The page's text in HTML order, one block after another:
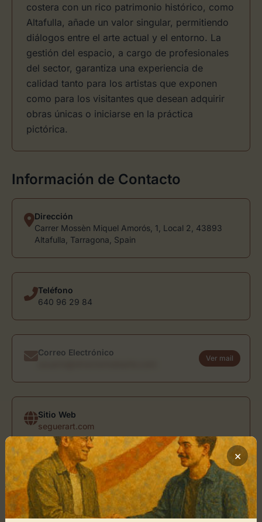
costera con un rico patrimonio histórico, como
Altafulla, añade un valor singular, permitiendo
diálogos entre el arte actual y el entorno. La
gestión del espacio, a cargo de profesionales
del sector, garantiza una experiencia de
calidad tanto para los artistas que exponen
como para los visitantes que desean adquirir
obras únicas o iniciarse en la práctica
pictórica.
Información de Contacto
Dirección
Carrer Mossèn Miquel Amorós, 1, Local 2, 43893
Altafulla, Tarragona, Spain
Teléfono
640 96 29 84
Correo Electrónico
Ver mail
Sitio Web
seguerart.com
Ubicación de Seguerart
Cómo llegar
×